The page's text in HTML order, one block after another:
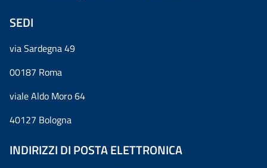
SEDI
via Sardegna 49
00187 Roma
viale Aldo Moro 64
40127 Bologna
INDIRIZZI DI POSTA ELETTRONICA